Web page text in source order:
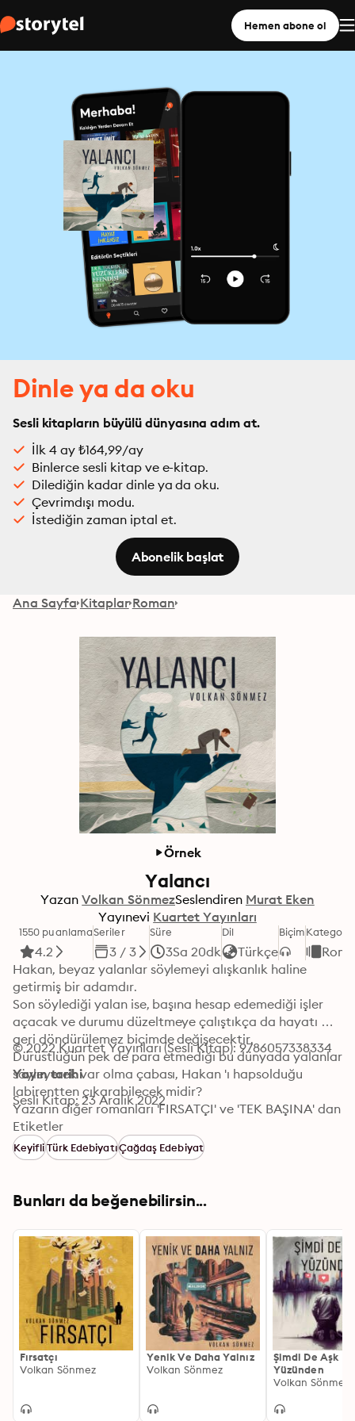
Hemen abone ol
Dinle ya da oku
Sesli kitapların büyülü dünyasına adım at.
İlk 4 ay ₺164,99/ay
Binlerce sesli kitap ve e-kitap.
Dilediğin kadar dinle ya da oku.
Çevrimdışı modu.
İstediğin zaman iptal et.
Abonelik başlat
Ana Sayfa Kitaplar Roman
Örnek
Yalancı
Yazan Volkan SönmezSeslendiren Murat Eken
Yayınevi Kuartet Yayınları
1550 puanlama
4.2
Seriler
3 / 3
Süre
3Sa 20dk
Dil
Türkçe
BiçimKategori
Hakan, beyaz yalanlar söylemeyi alışkanlık haline
getirmiş bir adamdır.
Son söylediği yalan ise, başına hesap edemediği işler
açacak ve durumu düzeltmeye çalıştıkça da hayatı
geri döndürülemez biçimde değişecektir.
Dürüstlüğün pek de para etmediği bu dünyada yalanlar
söyleyerek var olma çabası, Hakan 'ı hapsolduğu
labirentten çıkarabilecek midir?
Yazarın diğer romanları 'FIRSATÇI' ve 'TEK BAŞINA' dan
alınan keyfin devam ettiği 'YALANCI' sizi yeni bir akıl
oyununa davet ediyor.
© 2022 Kuartet Yayınları (Sesli Kitap): 9786057338334
Yayın tarihi
Sesli Kitap: 23 Aralık 2022
Etiketler
KeyifliTürk EdebiyatıÇağdaş Edebiyat
Bunları da beğenebilirsin...
Fırsatçı
Volkan Sönmez
Yenik Ve Daha Yalnız
Volkan Sönmez
Şimdi De Aşk
Yüzünden
Volkan Sönmez